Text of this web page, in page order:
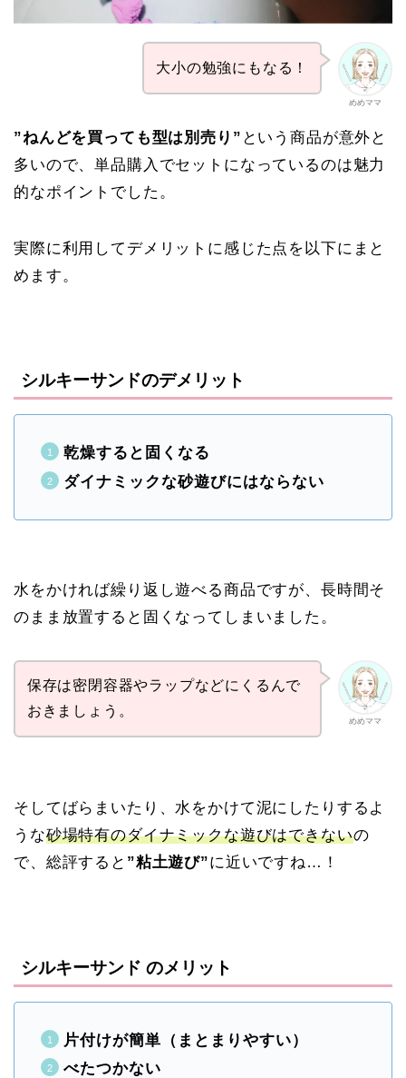
めめママ
大小の勉強にもなる！
”ねんどを買っても型は別売り” という商品が意外と
多いので、単品購入でセットになっているのは魅力
的なポイントでした。
実際に利用してデメリットに感じた点を以下にまと
めます。
シルキーサンドのデメリット
乾燥すると固くなる
ダイナミックな砂遊びにはならない
水をかければ繰り返し遊べる商品ですが、長時間そ
のまま放置すると固くなってしまいました。
めめママ
保存は密閉容器やラップなどにくるんで
おきましょう。
そしてばらまいたり、水をかけて泥にしたりするよ
うな砂場特有のダイナミックな遊びはできないの
で、総評すると ”粘土遊び”に近いですね…！
シルキーサンド のメリット
片付けが簡単（まとまりやすい）
べたつかない